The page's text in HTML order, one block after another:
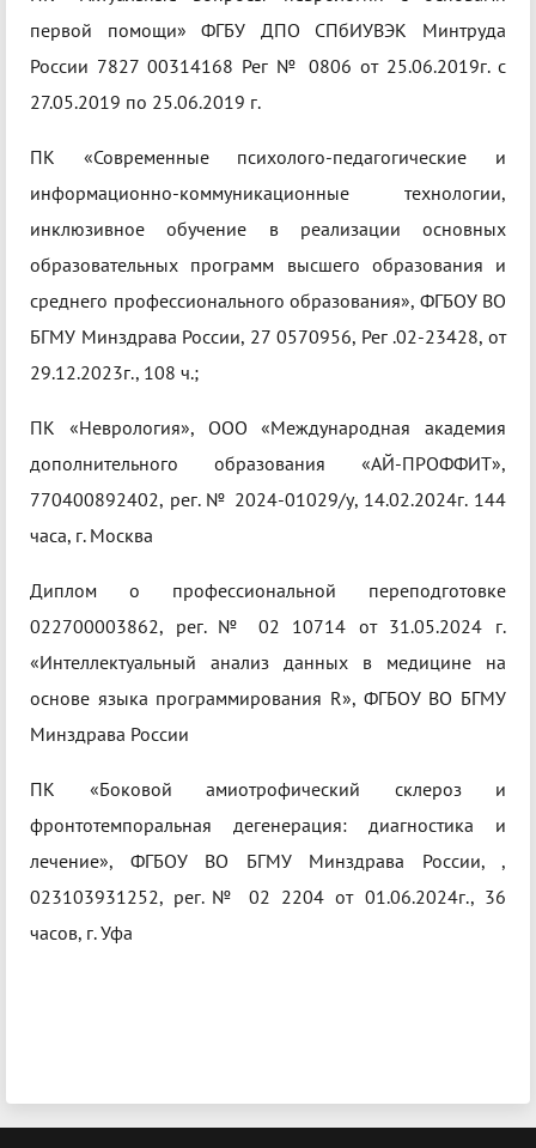
первой помощи» ФГБУ ДПО СПбИУВЭК Минтруда
России 7827 00314168 Рег № 0806 от 25.06.2019г. с
27.05.2019 по 25.06.2019 г.
ПК «Современные психолого-педагогические и
информационно-коммуникационные технологии,
инклюзивное обучение в реализации основных
образовательных программ высшего образования и
среднего профессионального образования», ФГБОУ ВО
БГМУ Минздрава России, 27 0570956, Рег .02-23428, от
29.12.2023г., 108 ч.;
ПК «Неврология», ООО «Международная академия
дополнительного образования «АЙ-ПРОФФИТ»,
770400892402, рег. № 2024-01029/у, 14.02.2024г. 144
часа, г. Москва
Диплом о профессиональной переподготовке
022700003862, рег. № 02 10714 от 31.05.2024 г.
«Интеллектуальный анализ данных в медицине на
основе языка программирования R», ФГБОУ ВО БГМУ
Минздрава России
ПК «Боковой амиотрофический склероз и
фронтотемпоральная дегенерация: диагностика и
лечение», ФГБОУ ВО БГМУ Минздрава России, ,
023103931252, рег.№ 02 2204 от 01.06.2024г., 36
часов, г. Уфа